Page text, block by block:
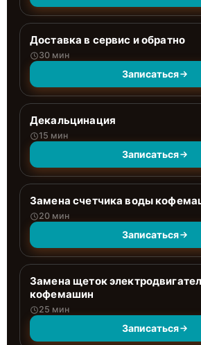
Доставка в сервис и обратно
30 мин
Записаться
Декальцинация
15 мин
Записаться
Замена счетчика воды
20 мин
Записаться
Замена щеток
кофемашин
25 мин
Записаться